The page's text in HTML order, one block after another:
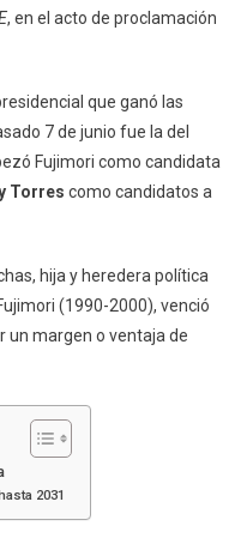
, en el acto de proclamación
que ganó las
7 de junio fue la del
Fujimori como candidata
Torres como candidatos a
hija y heredera política
(1990-2000), venció
un margen o ventaja de
2031